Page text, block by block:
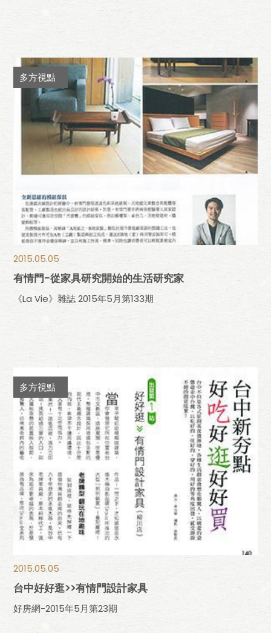
多方視點
2015.05.05
有情門-從家具研究開始的生活研究家
《La Vie》雜誌 2015年5月第133期
多方視點
2015.05.05
台中好好逛>>有情門設計家具
好房網-2015年5月第23期